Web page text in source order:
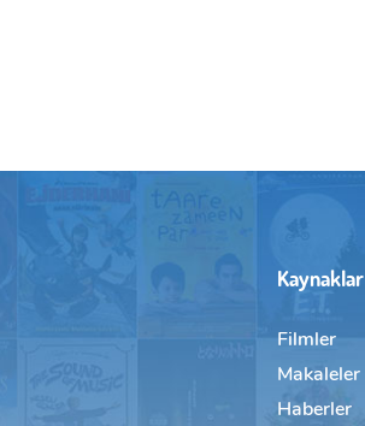
Kaynaklar
Filmler
Makaleler
Haberler